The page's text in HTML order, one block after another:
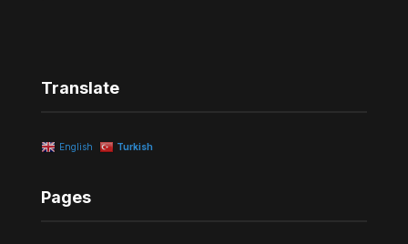
Translate
English Turkish
Pages